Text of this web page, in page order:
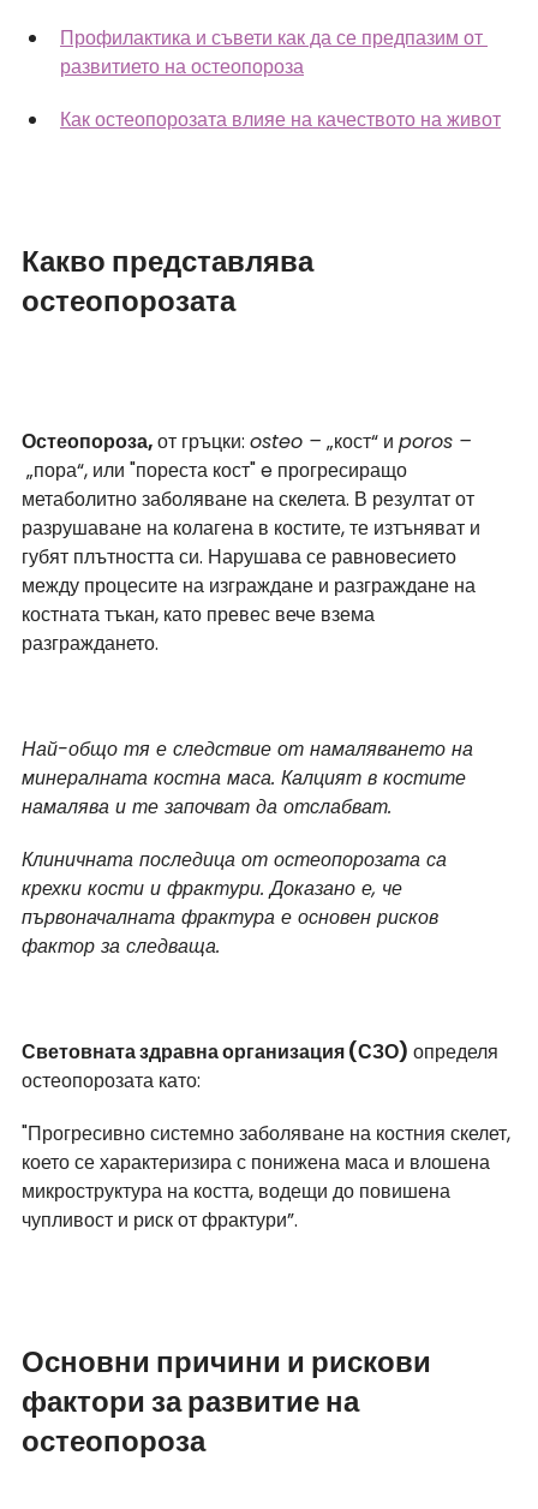
Профилактика и съвети как да се предпазим от
развитието на остеопороза
Как остеопорозата влияе на качеството на живот
Какво представлява
остеопорозата
Остеопороза, от гръцки: osteo – „кост“ и poros –
„пора“, или "пореста кост" e прогресиращо
метаболитно заболяване на скелета. В резултат от
разрушаване на колагена в костите, те изтъняват и
губят плътността си. Нарушава се равновесието
между процесите на изграждане и разграждане на
костната тъкан, като превес вече взема
разграждането.
Най-общо тя е следствие от намаляването на
минералната костна маса. Калцият в костите
намалява и те започват да отслабват.
Клиничната последица от остеопорозата са
крехки кости и фрактури. Доказано е, че
първоначалната фрактура е основен рисков
фактор за следваща.
Световната здравна организация (СЗО) определя
остеопорозата като:
"Прогресивно системно заболяване на костния скелет,
което се характеризира с понижена маса и влошена
микроструктура на костта, водещи до повишена
чупливост и риск от фрактури”.
Основни причини и рискови
фактори за развитие на
остеопороза